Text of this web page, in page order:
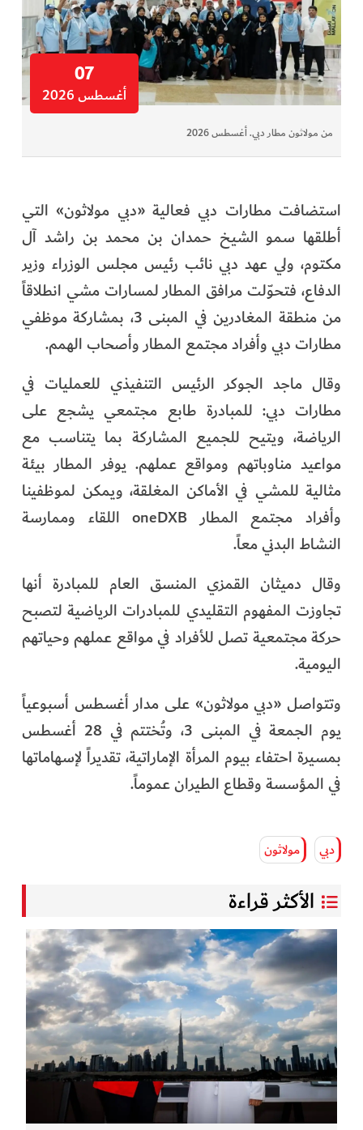
07
أغسطس 2026
من مولاثون مطار دبي. أغسطس 2026
استضافت مطارات دبي فعالية «دبي مولاثون» التي
أطلقها سمو الشيخ حمدان بن محمد بن راشد آل
مكتوم، ولي عهد دبي نائب رئيس مجلس الوزراء وزير
الدفاع، فتحوّلت مرافق المطار لمسارات مشي انطلاقاً
من منطقة المغادرين في المبنى 3، بمشاركة موظفي
مطارات دبي وأفراد مجتمع المطار وأصحاب الهمم.
وقال ماجد الجوكر الرئيس التنفيذي للعمليات في
مطارات دبي: للمبادرة طابع مجتمعي يشجع على
الرياضة، ويتيح للجميع المشاركة بما يتناسب مع
مواعيد مناوباتهم ومواقع عملهم. يوفر المطار بيئة
مثالية للمشي في الأماكن المغلقة، ويمكن لموظفينا
وأفراد مجتمع المطار oneDXB اللقاء وممارسة
النشاط البدني معاً.
وقال دميثان القمزي المنسق العام للمبادرة أنها
تجاوزت المفهوم التقليدي للمبادرات الرياضية لتصبح
حركة مجتمعية تصل للأفراد في مواقع عملهم وحياتهم
اليومية.
وتتواصل «دبي مولاثون» على مدار أغسطس أسبوعياً
يوم الجمعة في المبنى 3، وتُختتم في 28 أغسطس
بمسيرة احتفاء بيوم المرأة الإماراتية، تقديراً لإسهاماتها
في المؤسسة وقطاع الطيران عموماً.
دبي مولاثون
الأكثر قراءة